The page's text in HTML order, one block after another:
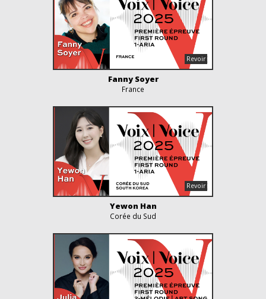
Fanny Soyer
France
Yewon Han
Corée du Sud